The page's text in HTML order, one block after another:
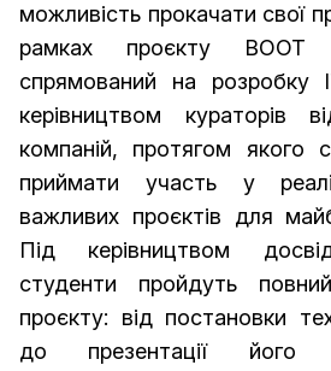
можливість прокачати свої
рамках проєкту BOOT
спрямований на розробку
керівництвом кураторів
компаній, протягом якого
приймати участь у
важливих проєктів для
Під керівництвом
студенти пройдуть
проєкту: від постановки
до презентації його